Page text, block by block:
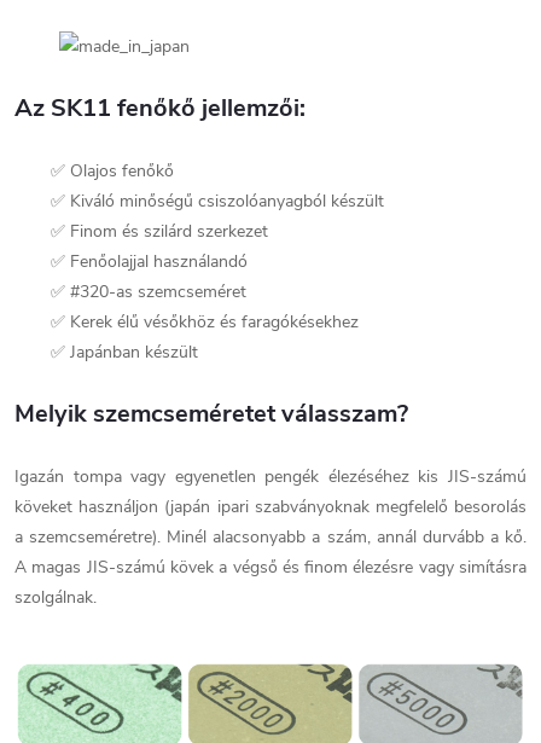
Az SK11 fenőkő jellemzői:
✅ Olajos fenőkő
✅ Kiváló minőségű csiszolóanyagból készült
✅ Finom és szilárd szerkezet
✅ Fenőolajjal használandó
✅ #320-as szemcseméret
✅ Kerek élű vésőkhöz és faragókésekhez
✅ Japánban készült
Melyik szemcseméretet válasszam?
Igazán tompa vagy egyenetlen pengék élezéséhez kis JIS-számú
köveket használjon (japán ipari szabványoknak megfelelő besorolás
a szemcseméretre). Minél alacsonyabb a szám, annál durvább a kő.
A magas JIS-számú kövek a végső és finom élezésre vagy simításra
szolgálnak.